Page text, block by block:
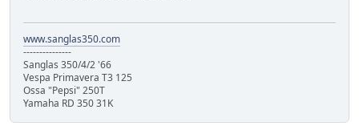
www.sanglas350.com
---------------
Sanglas 350/4/2 '66
Vespa Primavera T3 125
Ossa "Pepsi" 250T
Yamaha RD 350 31K